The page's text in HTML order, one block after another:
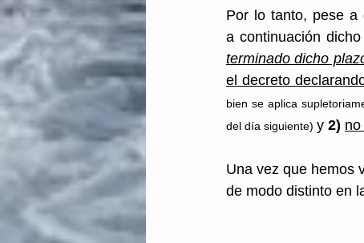
Por lo tanto, pese a
a continuación
terminado dicho
el decreto
bien se aplica
del día siguiente) y 2)
Una vez que hemos
de modo distinto en